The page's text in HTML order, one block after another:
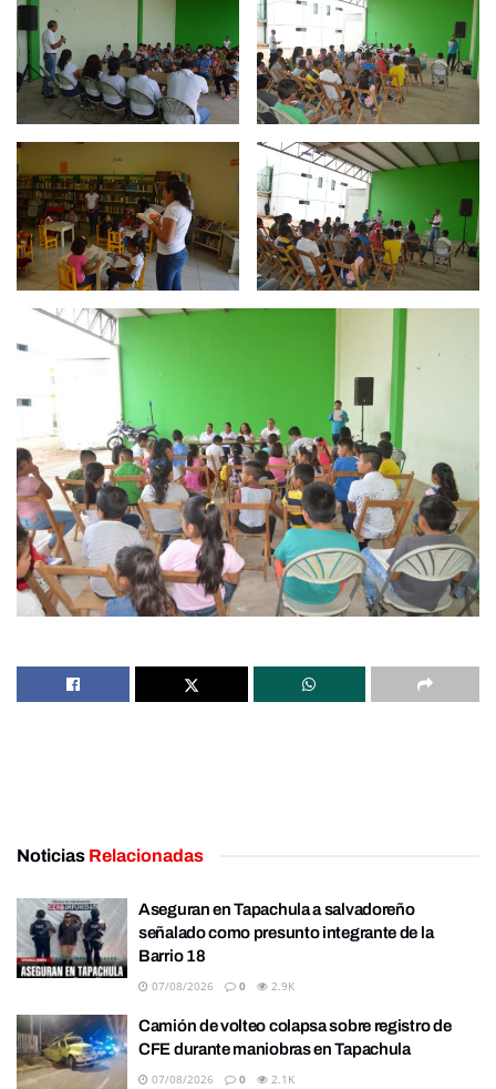
Noticias Relacionadas
Aseguran en Tapachula a salvadoreño
señalado como presunto integrante de la
Barrio 18
07/08/2026 0 2.9K
Camión de volteo colapsa sobre registro de
CFE durante maniobras en Tapachula
07/08/2026 0 2.1K